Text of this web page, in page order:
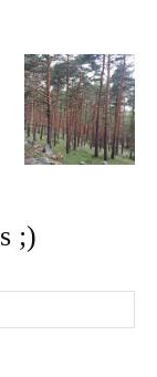
;)